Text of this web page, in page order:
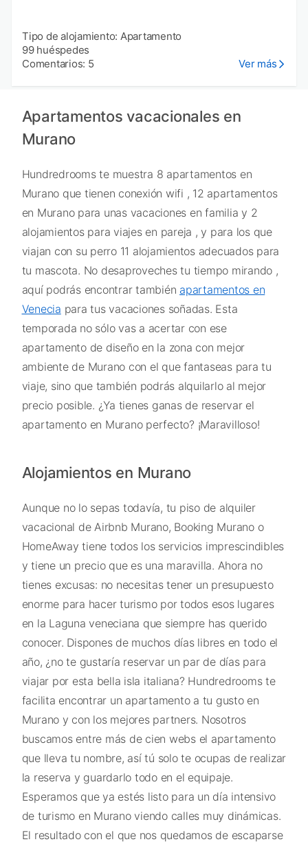
Tipo de alojamiento: Apartamento
99 huéspedes
Comentarios: 5
Ver más
Apartamentos vacacionales en
Murano
Hundredrooms te muestra 8 apartamentos en
Murano que tienen conexión wifi , 12 apartamentos
en Murano para unas vacaciones en familia y 2
alojamientos para viajes en pareja , y para los que
viajan con su perro 11 alojamientos adecuados para
tu mascota. No desaproveches tu tiempo mirando ,
aquí podrás encontrar también apartamentos en
Venecia para tus vacaciones soñadas. Esta
temporada no sólo vas a acertar con ese
apartamento de diseño en la zona con mejor
ambiente de Murano con el que fantaseas para tu
viaje, sino que también podrás alquilarlo al mejor
precio posible. ¿Ya tienes ganas de reservar el
apartamento en Murano perfecto? ¡Maravilloso!
Alojamientos en Murano
Aunque no lo sepas todavía, tu piso de alquiler
vacacional de Airbnb Murano, Booking Murano o
HomeAway tiene todos los servicios imprescindibles
y tiene un precio que es una maravilla. Ahora no
tienes excusas: no necesitas tener un presupuesto
enorme para hacer turismo por todos esos lugares
en la Laguna veneciana que siempre has querido
conocer. Dispones de muchos días libres en todo el
año, ¿no te gustaría reservar un par de días para
viajar por esta bella isla italiana? Hundredrooms te
facilita encontrar un apartamento a tu gusto en
Murano y con los mejores partners. Nosotros
buscamos entre más de cien webs el apartamento
que lleva tu nombre, así tú solo te ocupas de realizar
la reserva y guardarlo todo en el equipaje.
Esperamos que ya estés listo para un día intensivo
de turismo en Murano viendo calles muy dinámicas.
El resultado con el que nos quedamos de escaparse